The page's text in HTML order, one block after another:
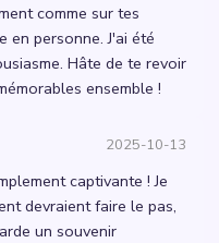
comme sur tes
en personne. J'ai été
Hâte de te revoir
ensemble !
2025-10-13
captivante ! Je
devraient faire le pas,
un souvenir